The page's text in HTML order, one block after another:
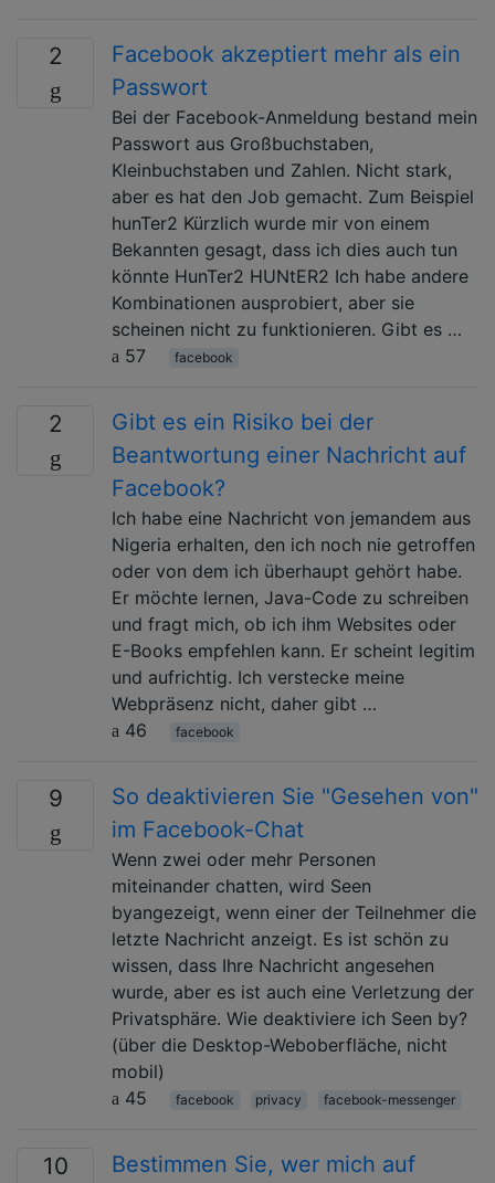
2
Facebook akzeptiert mehr als ein
Passwort
Bei der Facebook-Anmeldung bestand mein
Passwort aus Großbuchstaben,
Kleinbuchstaben und Zahlen. Nicht stark,
aber es hat den Job gemacht. Zum Beispiel
hunTer2 Kürzlich wurde mir von einem
Bekannten gesagt, dass ich dies auch tun
könnte HunTer2 HUNtER2 Ich habe andere
Kombinationen ausprobiert, aber sie
scheinen nicht zu funktionieren. Gibt es …
57
facebook
2
Gibt es ein Risiko bei der
Beantwortung einer Nachricht auf
Facebook?
Ich habe eine Nachricht von jemandem aus
Nigeria erhalten, den ich noch nie getroffen
oder von dem ich überhaupt gehört habe.
Er möchte lernen, Java-Code zu schreiben
und fragt mich, ob ich ihm Websites oder
E-Books empfehlen kann. Er scheint legitim
und aufrichtig. Ich verstecke meine
Webpräsenz nicht, daher gibt …
46
facebook
9
So deaktivieren Sie "Gesehen von"
im Facebook-Chat
Wenn zwei oder mehr Personen
miteinander chatten, wird Seen
byangezeigt, wenn einer der Teilnehmer die
letzte Nachricht anzeigt. Es ist schön zu
wissen, dass Ihre Nachricht angesehen
wurde, aber es ist auch eine Verletzung der
Privatsphäre. Wie deaktiviere ich Seen by?
(über die Desktop-Weboberfläche, nicht
mobil)
45
facebook privacy facebook-messenger
10
Bestimmen Sie, wer mich auf